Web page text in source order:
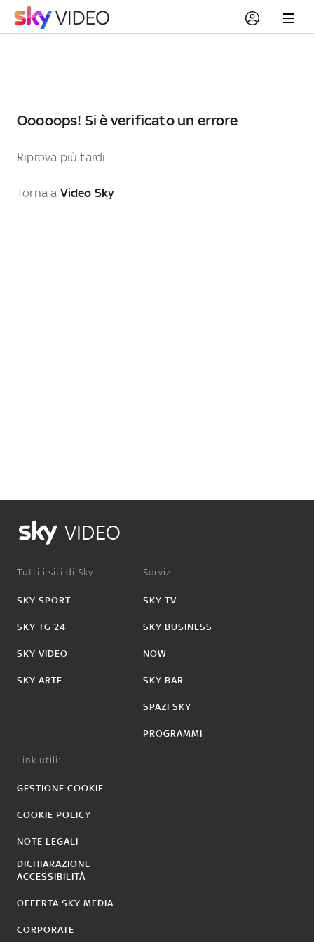
Ooooops! Si è verificato un errore
Riprova più tardi
Torna a Video Sky
VIDEO
Tutti i siti di Sky:
SKY SPORT
SKY TG 24
SKY VIDEO
SKY ARTE
Servizi:
SKY TV
SKY BUSINESS
NOW
SKY BAR
SPAZI SKY
PROGRAMMI
Link utili:
GESTIONE COOKIE
COOKIE POLICY
NOTE LEGALI
DICHIARAZIONE
ACCESSIBILITÀ
OFFERTA SKY MEDIA
CORPORATE